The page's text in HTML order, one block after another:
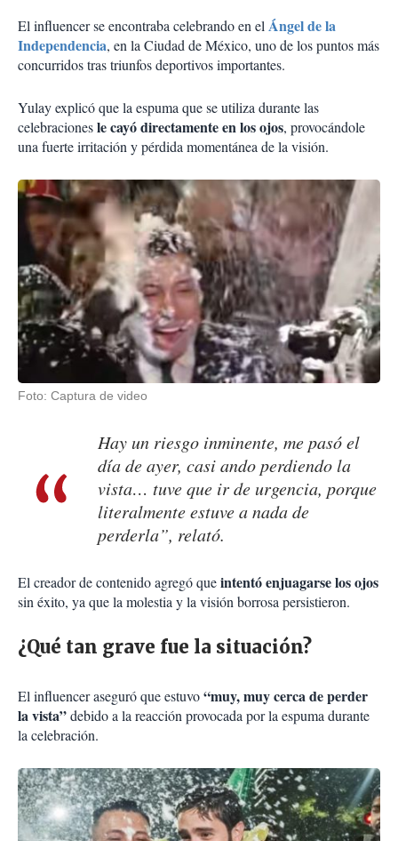
El influencer se encontraba celebrando en elÁngel de la
Independencia, en la Ciudad de México, uno de los puntos más
concurridos tras triunfos deportivos importantes.
Yulay explicó que la espuma que se utiliza durante las
celebracionesle cayó directamente en los ojos, provocándole
una fuerte irritación y pérdida momentánea de la visión.
Foto: Captura de video
Hay un riesgo inminente, me pasó el
día de ayer, casi ando perdiendo la
vista… tuve que ir de urgencia, porque
literalmente estuve a nada de
perderla”, relató.
El creador de contenido agregó queintentó enjuagarse los ojos
sin éxito, ya que la molestia y la visión borrosa persistieron.
¿Qué tan grave fue la situación?
El influencer aseguró que estuvo“muy, muy cerca de perder
la vista”debido a la reacción provocada por la espuma durante
la celebración.